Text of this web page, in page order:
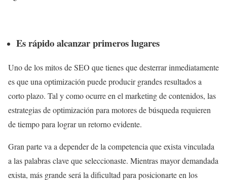
Es rápido alcanzar primeros lugares
Uno de los mitos de SEO que tienes que desterrar inmediatamente
es que una optimización puede producir grandes resultados a
corto plazo. Tal y como ocurre en el marketing de contenidos, las
estrategias de optimización para motores de búsqueda requieren
de tiempo para lograr un retorno evidente.
Gran parte va a depender de la competencia que exista vinculada
a las palabras clave que seleccionaste. Mientras mayor demandada
exista, más grande será la dificultad para posicionarte en los